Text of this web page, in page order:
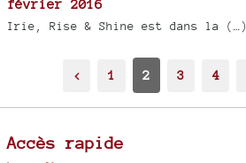
février 2016
Irie, Rise & Shine est dans la (…)
< 1 2 3 4
Accès rapide